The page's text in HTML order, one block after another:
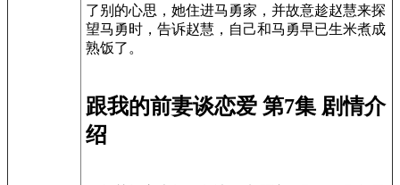
了别的心思，她住进马勇家，并故意趁赵慧来探
望马勇时，告诉赵慧，自己和马勇早已生米煮成
熟饭了。
跟我的前妻谈恋爱 第7集 剧情介
绍